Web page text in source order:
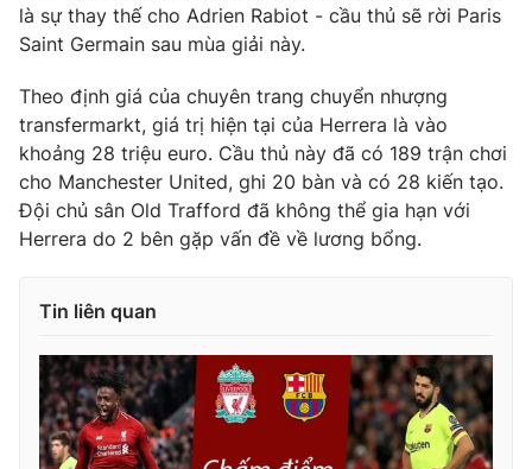
Góc doanh nghiệp
Truyền hình
Hậu trường
Nhân vật
Khán giả
Giải sao mai
Giải trí
Điện ảnh
Âm nhạc
Sao
Đời sống
Du lịch
Làm đẹp
Chất lượng cuộc sống
Giáo dục
Học trực tuyến
Sản phẩm
Thị trường
Giao lưu trực tuyến
Lịch phát sóng
là sự thay thế cho Adrien Rabiot - cầu thủ sẽ rời Paris
Saint Germain sau mùa giải này.
Theo định giá của chuyên trang chuyển nhượng
transfermarkt, giá trị hiện tại của Herrera là vào
khoảng 28 triệu euro. Cầu thủ này đã có 189 trận chơi
cho Manchester United, ghi 20 bàn và có 28 kiến tạo.
Đội chủ sân Old Trafford đã không thể gia hạn với
Herrera do 2 bên gặp vấn đề về lương bổng.
Tin liên quan